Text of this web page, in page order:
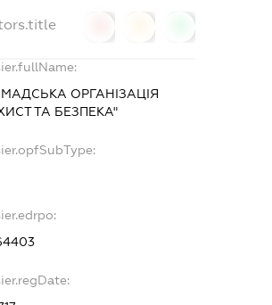
ОРГАНІЗАЦІЯ
ТА БЕЗПЕКА"